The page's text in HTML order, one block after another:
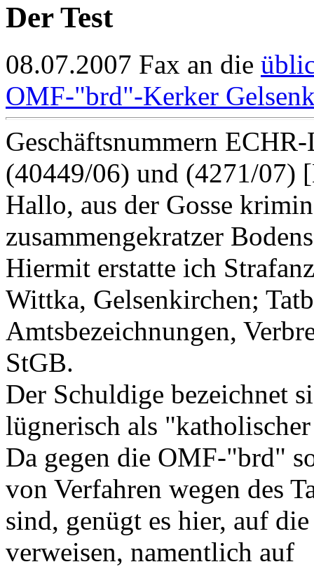
Der Test
08.07.2007 Fax an die
OMF-"brd"-Kerker
Geschäftsnummern
(40449/06) und (4271/07)
Hallo, aus der Gosse
zusammengekratzer
Hiermit erstatte ich
Wittka, Gelsenkirchen;
Amtsbezeichnungen,
StGB.
Der Schuldige bezeichnet
lügnerisch als
Da gegen die OMF-"brd"
von Verfahren wegen des
sind, genügt es hier, auf
verweisen, namentlich auf